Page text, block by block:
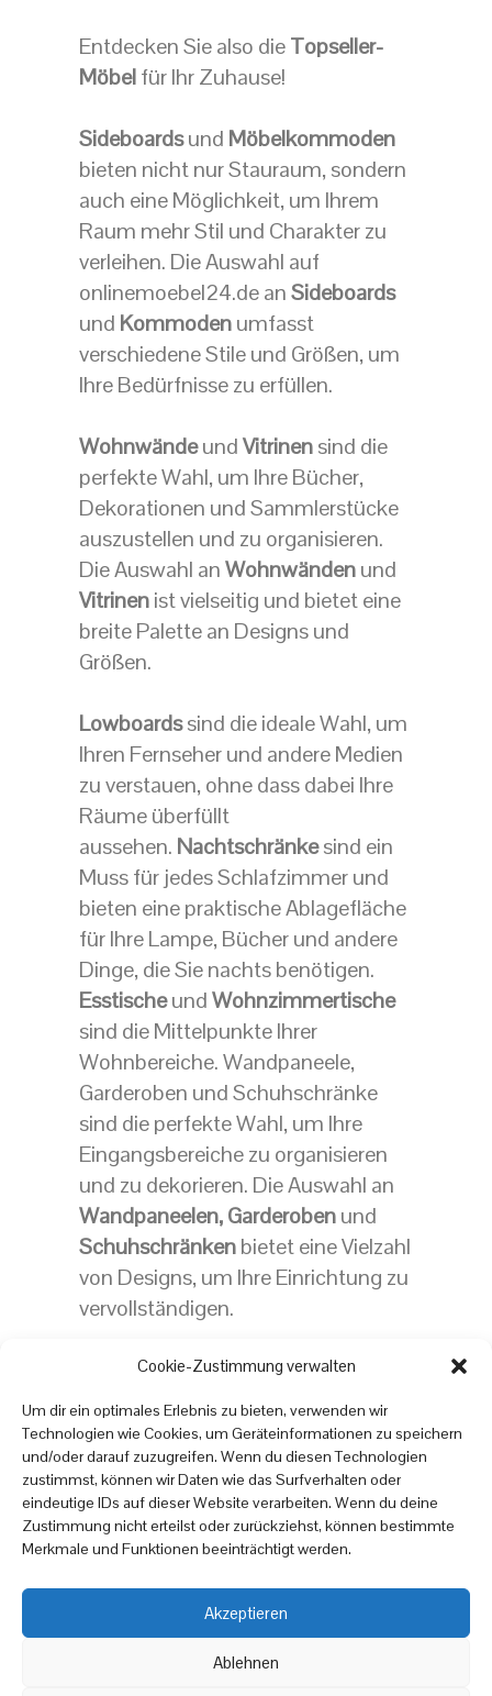
Cookie-Zustimmung verwalten
Um dir ein optimales Erlebnis zu bieten, verwenden wir
Technologien wie Cookies, um Geräteinformationen zu speichern
und/oder darauf zuzugreifen. Wenn du diesen Technologien
zustimmst, können wir Daten wie das Surfverhalten oder
eindeutige IDs auf dieser Website verarbeiten. Wenn du deine
Zustimmung nicht erteilst oder zurückziehst, können bestimmte
Merkmale und Funktionen beeinträchtigt werden.
Akzeptieren
Ablehnen
Entdecken Sie also dieTopseller-
Möbelfür Ihr Zuhause!
Sideboardsund Möbelkommoden
bieten nicht nur Stauraum, sondern
auch eine Möglichkeit, um Ihrem
Raum mehr Stil und Charakter zu
verleihen. Die Auswahl auf
onlinemoebel24.de anSideboards
und Kommodenumfasst
verschiedene Stile und Größen, um
Ihre Bedürfnisse zu erfüllen.
WohnwändeundVitrinensind die
perfekte Wahl, um Ihre Bücher,
Dekorationen und Sammlerstücke
auszustellen und zu organisieren.
Die Auswahl anWohnwändenund
Vitrinenist vielseitig und bietet eine
breite Palette an Designs und
Größen.
Lowboardssind die ideale Wahl, um
Ihren Fernseher und andere Medien
zu verstauen, ohne dass dabei Ihre
Räume überfüllt
aussehen. Nachtschränkesind ein
Muss für jedes Schlafzimmer und
bieten eine praktische Ablagefläche
für Ihre Lampe, Bücher und andere
Dinge, die Sie nachts benötigen.
EsstischeundWohnzimmertische
sind die Mittelpunkte Ihrer
Wohnbereiche. Wandpaneele,
Garderoben und Schuhschränke
sind die perfekte Wahl, um Ihre
Eingangsbereiche zu organisieren
und zu dekorieren. Die Auswahl an
Wandpaneelen,Garderobenund
Schuhschränkenbietet eine Vielzahl
von Designs, um Ihre Einrichtung zu
vervollständigen.
Auf diesem Portal finden Sie eine
große Auswahl an Topseller-Möbeln
für Ihr Zuhause. onlinemoebel24.de
zeigt Ihnen hochwertige
Möbelstücke zu erschwinglichen
Preisen, die Ihrem Zuhause Komfort
und Stil verleihen. Bestellen Sie
noch heute und machen Sie Ihr
Zuhause zu einem Ort, an dem Sie
sich wohlfühlen!